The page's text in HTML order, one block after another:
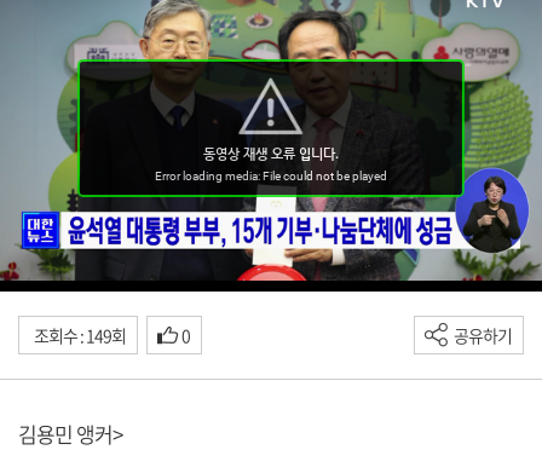
조회수 : 149회 0 공유하기
김용민 앵커>